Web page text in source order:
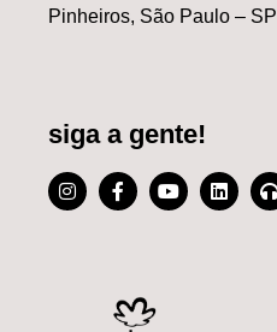
Pinheiros, São Paulo – SP
siga a gente!